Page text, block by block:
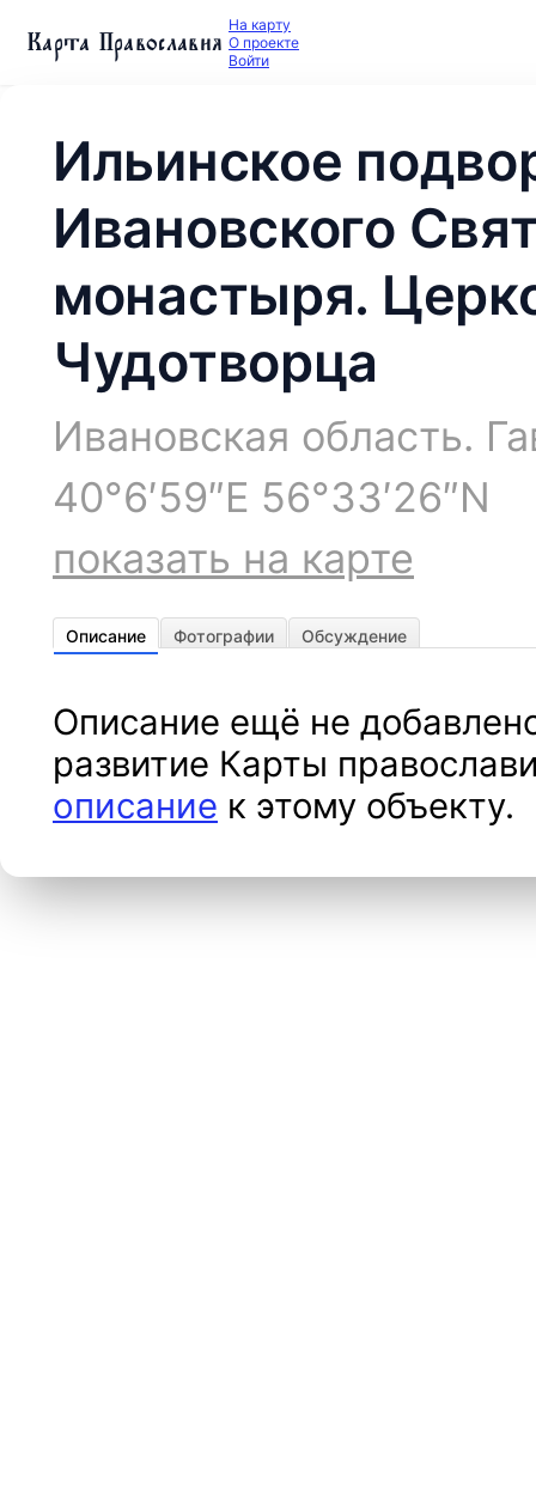
Карта Православия На карту
О проекте
Войти
Ильинское
Ивановского
монастыря.
Чудотворца
Ивановская область.
40°6′59″E 56°33′26″N
показать на карте
Описание Фотографии Обсуждение
Описание ещё не
развитие Карты
описание к этому объекту.